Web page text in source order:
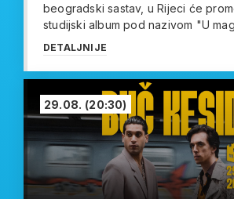
beogradski sastav, u Rijeci će
studijski album pod nazivom "U
DETALJNIJE
29.08. (20:30)